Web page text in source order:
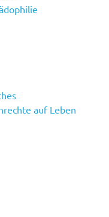
auf Leben